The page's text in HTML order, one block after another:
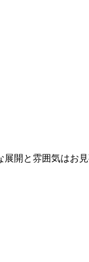
開と雰囲気はお見